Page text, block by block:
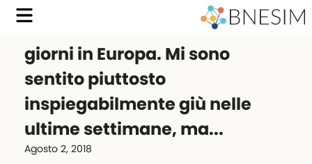
giorni in Europa. Mi sono
sentito piuttosto
inspiegabilmente giù nelle
ultime settimane, ma...
Agosto 2, 2018